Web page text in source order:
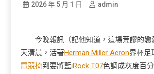
2026 年 5 月 1 日 admin
今晚報訊（記他知道，這場荒謬的
天清晨，活著Herman Miller Aeron界杯足
電競椅到要將藍iRock T07色調成灰度百